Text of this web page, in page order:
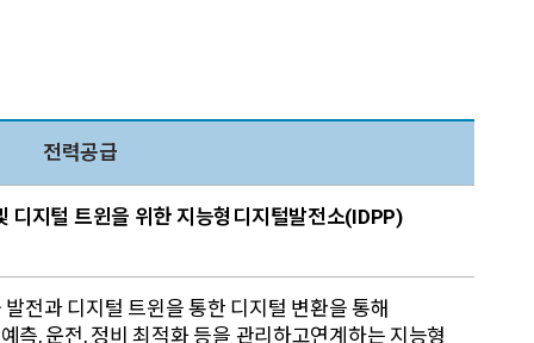
전력공급
지털 트윈을 위한 지능형디지털발전소(IDPP)
전과 디지털 트윈을 통한 디지털 변환을 통해
측, 운전, 정비 최적화 등을 관리하고연계하는 지능형